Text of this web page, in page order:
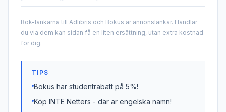
Bok-länkarna till Adlibris och Bokus är annonslänkar. Handlar
du via dem kan sidan få en liten ersättning, utan extra kostnad
för dig.
TIPS
Bokus har studentrabatt på 5%!
Köp INTE Netters - där är engelska namn!